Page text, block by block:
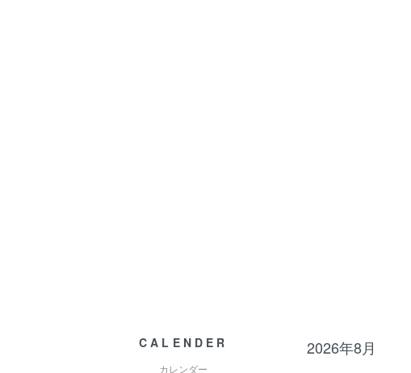
CALENDER
カレンダー
2026年8月